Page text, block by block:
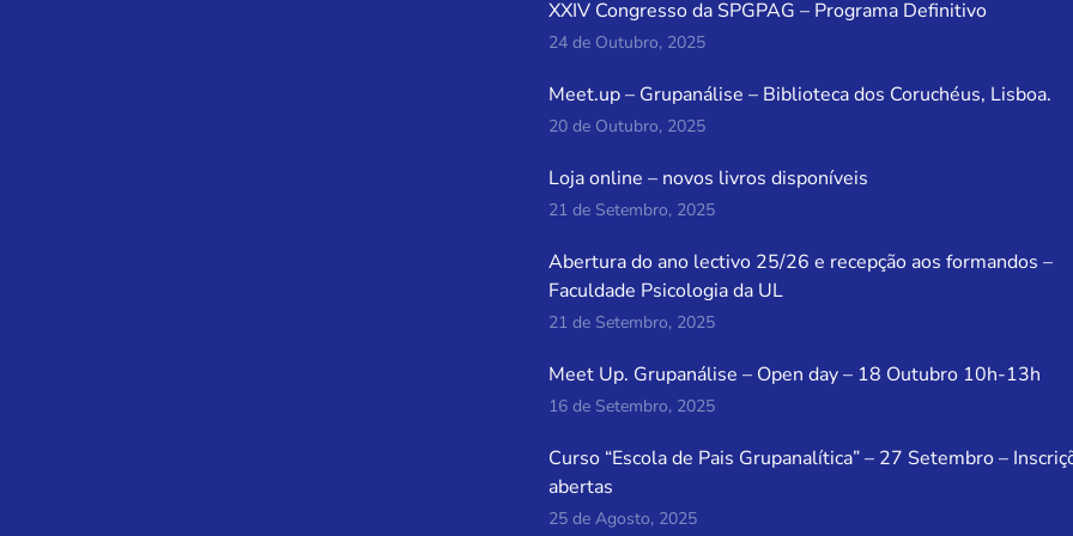
XXIV Congresso da SPGPAG – Programa Definitivo
24 de Outubro, 2025
Meet.up – Grupanálise – Biblioteca dos Coruchéus, Lisboa.
20 de Outubro, 2025
Loja online – novos livros disponíveis
21 de Setembro, 2025
Abertura do ano lectivo 25/26 e recepção aos formandos –
Faculdade Psicologia da UL
21 de Setembro, 2025
Meet Up. Grupanálise – Open day – 18 Outubro 10h-13h
16 de Setembro, 2025
Curso “Escola de Pais Grupanalítica” – 27 Setembro –
abertas
25 de Agosto, 2025